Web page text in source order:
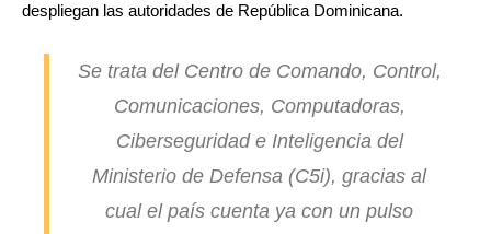
despliegan las autoridades de República Dominicana.
Se trata del Centro de Comando, Control,
Comunicaciones, Computadoras,
Ciberseguridad e Inteligencia del
Ministerio de Defensa (C5i), gracias al
cual el país cuenta ya con un pulso